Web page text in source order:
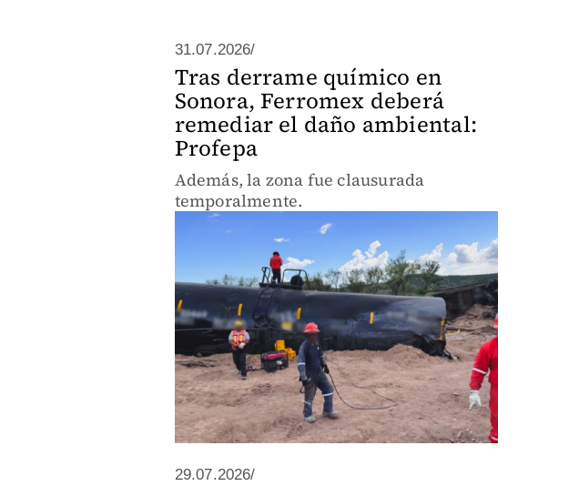
31.07.2026/
Tras derrame químico en
Sonora, Ferromex deberá
remediar el daño ambiental:
Profepa
Además, la zona fue clausurada
temporalmente.
29.07.2026/